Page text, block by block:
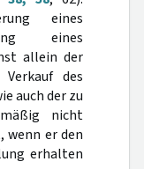
eines
eines
allein der
des
auch der zu
nicht
wenn er den
erhalten